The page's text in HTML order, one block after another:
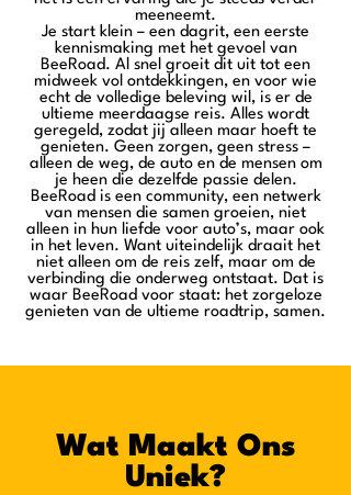
meeneemt.
Je start klein – een dagrit, een eerste
kennismaking met het gevoel van
BeeRoad. Al snel groeit dit uit tot een
midweek vol ontdekkingen, en voor wie
echt de volledige beleving wil, is er de
ultieme meerdaagse reis. Alles wordt
geregeld, zodat jij alleen maar hoeft te
genieten. Geen zorgen, geen stress –
alleen de weg, de auto en de mensen om
je heen die dezelfde passie delen.
BeeRoad is een community, een netwerk
van mensen die samen groeien, niet
alleen in hun liefde voor auto’s, maar ook
in het leven. Want uiteindelijk draait het
niet alleen om de reis zelf, maar om de
verbinding die onderweg ontstaat. Dat is
waar BeeRoad voor staat: het zorgeloze
genieten van de ultieme roadtrip, samen.
Wat Maakt Ons
Uniek?